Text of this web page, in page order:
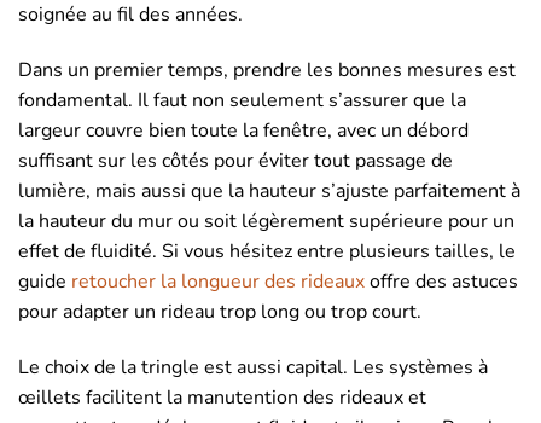
soignée au fil des années.
Dans un premier temps, prendre les bonnes mesures est
fondamental. Il faut non seulement s’assurer que la
largeur couvre bien toute la fenêtre, avec un débord
suffisant sur les côtés pour éviter tout passage de
lumière, mais aussi que la hauteur s’ajuste parfaitement à
la hauteur du mur ou soit légèrement supérieure pour un
effet de fluidité. Si vous hésitez entre plusieurs tailles, le
guide retoucher la longueur des rideauxoffre des astuces
pour adapter un rideau trop long ou trop court.
Le choix de la tringle est aussi capital. Les systèmes à
œillets facilitent la manutention des rideaux et